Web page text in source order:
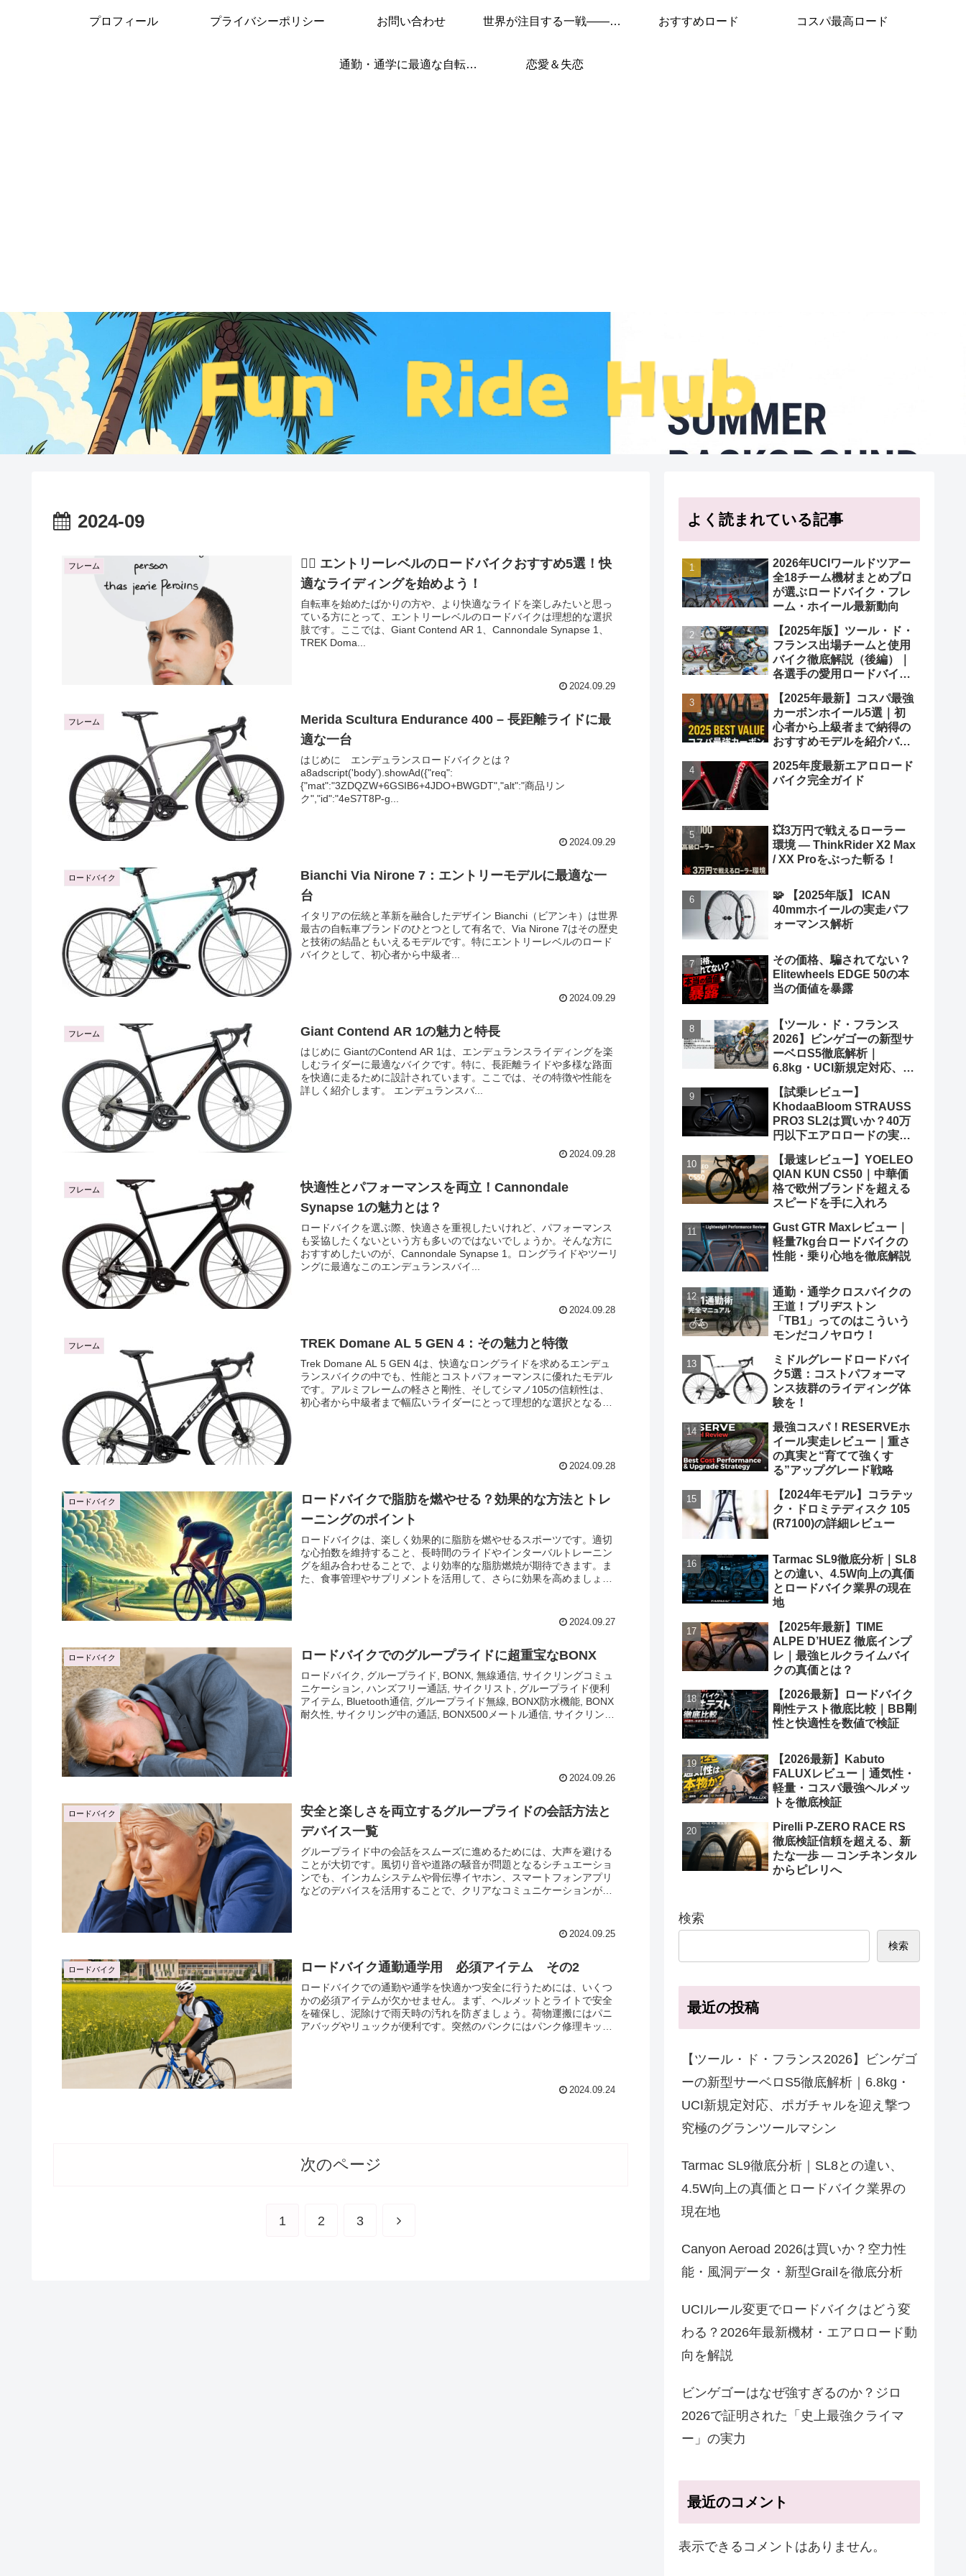
プロフィール プライバシーポリシー お問い合わせ 世界が注目する一戦——このレースを見逃すな！ おすすめロード コスパ最高ロード
通勤・通学に最適な自転車はこれ！ 恋愛＆失恋
2024-09
フレーム
🚴‍♂️ エントリーレベルのロードバイクおすすめ5選！快
適なライディングを始めよう！
自転車を始めたばかりの方や、より快適なライドを楽しみたいと思っ
ている方にとって、エントリーレベルのロードバイクは理想的な選択
肢です。ここでは、Giant Contend AR 1、Cannondale Synapse 1、
TREK Doma...
2024.09.29
フレーム
Merida Scultura Endurance 400 – 長距離ライドに最
適な一台
はじめに エンデュランスロードバイクとは？
a8adscript('body').showAd({"req":
{"mat":"3ZDQZW+6GSIB6+4JDO+BWGDT","alt":"商品リン
ク","id":"4eS7T8P-g...
2024.09.29
ロードバイク
Bianchi Via Nirone 7：エントリーモデルに最適な一
台
イタリアの伝統と革新を融合したデザイン Bianchi（ビアンキ）は世界
最古の自転車ブランドのひとつとして有名で、Via Nirone 7はその歴史
と技術の結晶ともいえるモデルです。特にエントリーレベルのロード
バイクとして、初心者から中級者...
2024.09.29
フレーム Giant Contend AR 1の魅力と特長
はじめに GiantのContend AR 1は、エンデュランスライディングを楽
しむライダーに最適なバイクです。特に、長距離ライドや多様な路面
を快適に走るために設計されています。ここでは、その特徴や性能を
詳しく紹介します。 エンデュランスバ...
2024.09.28
フレーム
快適性とパフォーマンスを両立！Cannondale
Synapse 1の魅力とは？
ロードバイクを選ぶ際、快適さを重視したいけれど、パフォーマンス
も妥協したくないという方も多いのではないでしょうか。そんな方に
おすすめしたいのが、Cannondale Synapse 1。ロングライドやツーリ
ングに最適なこのエンデュランスバイ...
2024.09.28
フレーム TREK Domane AL 5 GEN 4：その魅力と特徴
Trek Domane AL 5 GEN 4は、快適なロングライドを求めるエンデュ
ランスバイクの中でも、性能とコストパフォーマンスに優れたモデル
です。アルミフレームの軽さと剛性、そしてシマノ105の信頼性は、
初心者から中級者まで幅広いライダーにとって理想的な選択となるで
2024.09.28
ロードバイク
ロードバイクで脂肪を燃やせる？効果的な方法とトレ
ーニングのポイント
ロードバイクは、楽しく効果的に脂肪を燃やせるスポーツです。適切
な心拍数を維持すること、長時間のライドやインターバルトレーニン
グを組み合わせることで、より効率的な脂肪燃焼が期待できます。ま
た、食事管理やサプリメントを活用して、さらに効果を高めましょ
2024.09.27
ロードバイク ロードバイクでのグループライドに超重宝なBONX
ロードバイク, グループライド, BONX, 無線通信, サイクリングコミュ
ニケーション, ハンズフリー通話, サイクリスト, グループライド便利
アイテム, Bluetooth通信, グループライド無線, BONX防水機能, BONX
耐久性, サイクリング中の通話, BONX500メートル通信, サイクリング
車仲間, BONX音質, BONX最大10台接続, グループライド無線通話, サ
法, ボイスコミュニケーション, 無線通話サイクリング, BONXの操作
性, 自転車グループライド, サイクリストグッズ, BONXライド中通話,
サイクリング安全ツール, BONX防水仕様, BONX耐久テスト, BONX軽
クリスト向けBONX, BONXで仲間とのライド, グループライド便利グ
ッズ, 無線機能BONX, BONXの利便性, サイクリング通話デバイス,
BONX安全性, ロードバイクサポートアイテム, BONX通信距離, サイク
リング通信機器, BONXライディング, BONXでグループ管理, BONX耳
BONXライドサポート, BONXで仲間と会話, サイクリング無線機器,
グループ管理, BONXペアリング方法, BONXサイクリング用, BONXの
機能, BONXの評価, グループライドサイクリング, BONXのメリット,
BONX使い方, BONXで安全走行, BONX快適サイクリング, サイクリン
グ便利ツール, グループライドおすすめデバイス, BONX通話性能,
BONXサイクリング安全, BONXの広範囲, 自転車通話BONX, BONX防
水性能, BONX最大接続人数, サイクリング仲間通話, BONX自転車ライ
2024.09.26
ロードバイク
安全と楽しさを両立するグループライドの会話方法と
デバイス一覧
グループライド中の会話をスムーズに進めるためには、大声を避ける
ことが大切です。風切り音や道路の騒音が問題となるシチュエーショ
ンでも、インカムシステムや骨伝導イヤホン、スマートフォンアプリ
などのデバイスを活用することで、クリアなコミュニケーションが可
2024.09.25
ロードバイク ロードバイク通勤通学用 必須アイテム その2
ロードバイクでの通勤や通学を快適かつ安全に行うためには、いくつ
かの必須アイテムが欠かせません。まず、ヘルメットとライトで安全
を確保し、泥除けで雨天時の汚れを防ぎましょう。荷物運搬にはパニ
アバッグやリュックが便利です。突然のパンクにはパンク修理キット
2024.09.24
次のページ
1 2 3 次
よく読まれている記事
2026年UCIワールドツアー
全18チーム機材まとめプロ
が選ぶロードバイク・フレ
ーム・ホイール最新動向
【2025年版】ツール・ド・
フランス出場チームと使用
バイク徹底解説（後編）｜
各選手の愛用ロードバイク
【2025年最新】コスパ最強
カーボンホイール5選｜初
心者から上級者まで納得の
おすすめモデルを紹介バカ
2025年度最新エアロロード
バイク完全ガイド
💥3万円で戦えるローラー
環境 ― ThinkRider X2 Max
/ XX Proをぶった斬る！
🧩 【2025年版】 ICAN
40mmホイールの実走パフ
ォーマンス解析
その価格、騙されてない？
Elitewheels EDGE 50の本
当の価値を暴露
【ツール・ド・フランス
2026】ビンゲゴーの新型サ
ーベロS5徹底解析｜
6.8kg・UCI新規定対応、ポ
グランツールマシン
【試乗レビュー】
KhodaaBloom STRAUSS
PRO3 SL2は買いか？40万
円以下エアロロードの実力
斬る
【最速レビュー】YOELEO
QIAN KUN CS50｜中華価
格で欧州ブランドを超える
スピードを手に入れろ
Gust GTR Maxレビュー｜
軽量7kg台ロードバイクの
性能・乗り心地を徹底解説
通勤・通学クロスバイクの
王道！ブリヂストン
「TB1」ってのはこういう
モンだコノヤロウ！
ミドルグレードロードバイ
ク5選：コストパフォーマ
ンス抜群のライディング体
験を！
最強コスパ！RESERVEホ
イール実走レビュー｜重さ
の真実と“育てて強くす
る”アップグレード戦略
【2024年モデル】コラテッ
ク・ドロミテディスク 105
(R7100)の詳細レビュー
Tarmac SL9徹底分析｜SL8
との違い、4.5W向上の真価
とロードバイク業界の現在
地
【2025年最新】TIME
ALPE D’HUEZ 徹底インプ
レ｜最強ヒルクライムバイ
クの真価とは？
【2026最新】ロードバイク
剛性テスト徹底比較｜BB剛
性と快適性を数値で検証
【2026最新】Kabuto
FALUXレビュー｜通気性・
軽量・コスパ最強ヘルメッ
トを徹底検証
Pirelli P-ZERO RACE RS
徹底検証信頼を超える、新
たな一歩 ― コンチネンタル
からピレリへ
検索
検索
最近の投稿
【ツール・ド・フランス2026】ビンゲゴ
ーの新型サーベロS5徹底解析｜6.8kg・
UCI新規定対応、ポガチャルを迎え撃つ
究極のグランツールマシン
Tarmac SL9徹底分析｜SL8との違い、
4.5W向上の真価とロードバイク業界の
現在地
Canyon Aeroad 2026は買いか？空力性
能・風洞データ・新型Grailを徹底分析
UCIルール変更でロードバイクはどう変
わる？2026年最新機材・エアロロード動
向を解説
ビンゲゴーはなぜ強すぎるのか？ジロ
2026で証明された「史上最強クライマ
ー」の実力
最近のコメント
表示できるコメントはありません。